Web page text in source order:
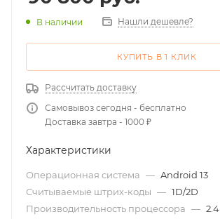
В наличии Нашли дешевле?
КУПИТЬ В 1 КЛИК
Рассчитать доставку
Самовывоз сегодня - бесплатно
Доставка завтра - 1000 ₽
Характеристики
Операционная система — Android 13
Считываемые штрих-коды — 1D/2D
Производительность процессора — 2.4